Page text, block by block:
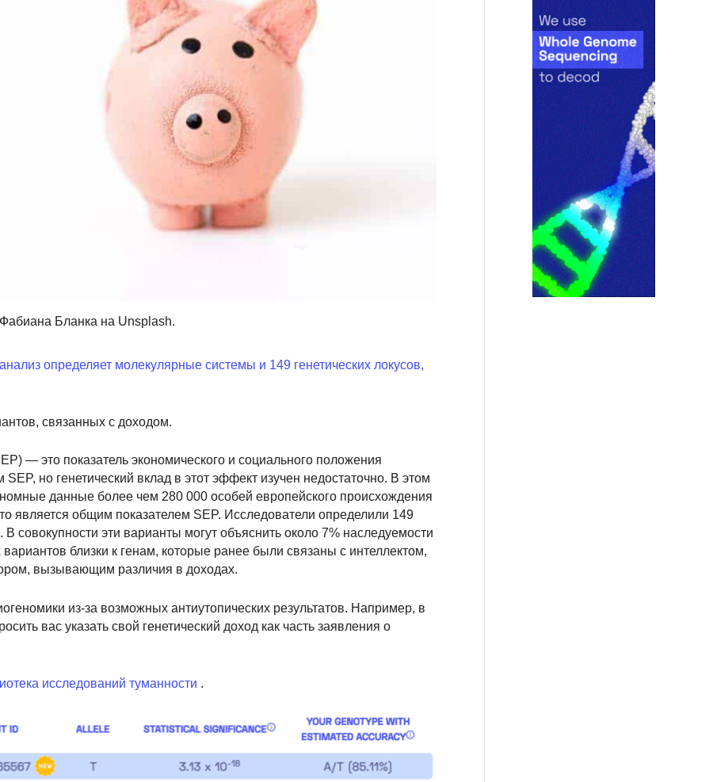
Бланка на Unsplash.
определяет молекулярные системы и 149 генетических локусов,
связанных с доходом.
— это показатель экономического и социального положения
но генетический вклад в этот эффект изучен недостаточно. В этом
данные более чем 280 000 особей европейского происхождения
является общим показателем SEP. Исследователи определили 149
совокупности эти варианты могут объяснить около 7% наследуемости
близки к генам, которые ранее были связаны с интеллектом,
вызывающим различия в доходах.
из-за возможных антиутопических результатов. Например, в
вас указать свой генетический доход как часть заявления о
исследований туманности .